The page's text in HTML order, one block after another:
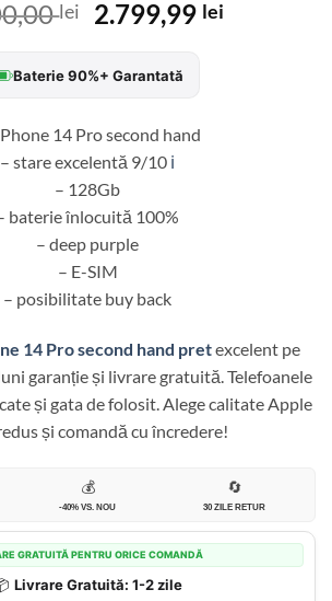
lei
Prețul
a
fost:
2.799,99 leiPrețul
Baterie 90%+ Garantată
14 Pro second hand
– stare excelentă 9/10 ℹ️
– 128Gb
baterie înlocuită 100%
– deep purple
– E-SIM
– posibilitate buy back
14 Pro second hand pretexcelent pe
garanție și livrare gratuită. Telefoanele
și gata de folosit. Alege calitate Apple
și comandă cu încredere!
💰
-40% VS. NOU
🔄
30 ZILE RETUR
GRATUITĂ PENTRU ORICE COMANDĂ
Livrare Gratuită: 1-2 zile